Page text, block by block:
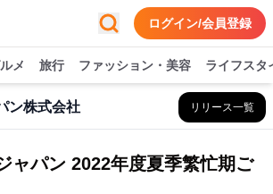
ログイン/会員登録
メ 旅行 ファッション・美容 ライフスタ
ン株式会社 リリース一覧
ャパン 2022年度夏季繁忙期ご